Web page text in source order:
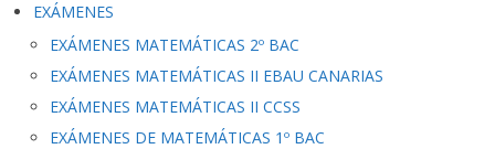
EXÁMENES
EXÁMENES MATEMÁTICAS 2º BAC
EXÁMENES MATEMÁTICAS II EBAU CANARIAS
EXÁMENES MATEMÁTICAS II CCSS
EXÁMENES DE MATEMÁTICAS 1º BAC